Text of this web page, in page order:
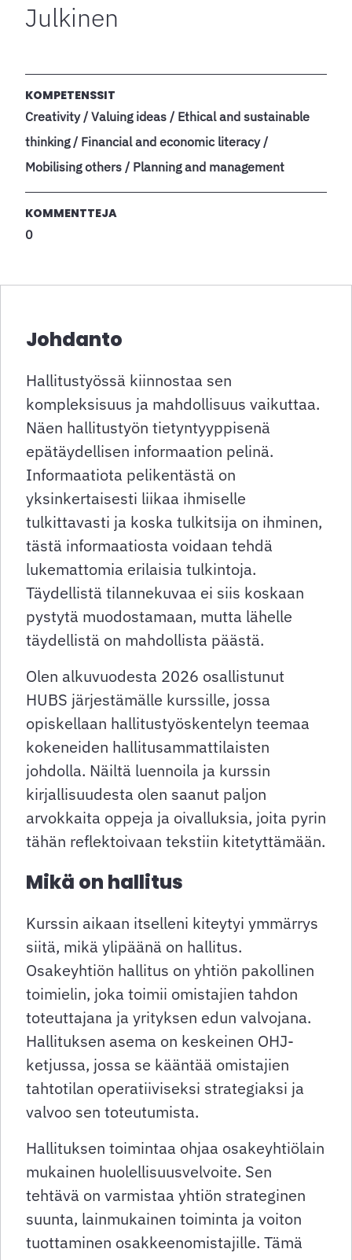
Julkinen
KOMPETENSSIT
Creativity / Valuing ideas / Ethical and sustainable
thinking / Financial and economic literacy /
Mobilising others / Planning and management
KOMMENTTEJA
0
Johdanto
Hallitustyössä kiinnostaa sen
kompleksisuus ja mahdollisuus vaikuttaa.
Näen hallitustyön tietyntyyppisenä
epätäydellisen informaation pelinä.
Informaatiota pelikentästä on
yksinkertaisesti liikaa ihmiselle
tulkittavasti ja koska tulkitsija on ihminen,
tästä informaatiosta voidaan tehdä
lukemattomia erilaisia tulkintoja.
Täydellistä tilannekuvaa ei siis koskaan
pystytä muodostamaan, mutta lähelle
täydellistä on mahdollista päästä.
Olen alkuvuodesta 2026 osallistunut
HUBS järjestämälle kurssille, jossa
opiskellaan hallitustyöskentelyn teemaa
kokeneiden hallitusammattilaisten
johdolla. Näiltä luennoila ja kurssin
kirjallisuudesta olen saanut paljon
arvokkaita oppeja ja oivalluksia, joita pyrin
tähän reflektoivaan tekstiin kitetyttämään.
Mikä on hallitus
Kurssin aikaan itselleni kiteytyi ymmärrys
siitä, mikä ylipäänä on hallitus.
Osakeyhtiön hallitus on yhtiön pakollinen
toimielin, joka toimii omistajien tahdon
toteuttajana ja yrityksen edun valvojana.
Hallituksen asema on keskeinen OHJ-
ketjussa, jossa se kääntää omistajien
tahtotilan operatiiviseksi strategiaksi ja
valvoo sen toteutumista.
Hallituksen toimintaa ohjaa osakeyhtiölain
mukainen huolellisuusvelvoite. Sen
tehtävä on varmistaa yhtiön strateginen
suunta, lainmukainen toiminta ja voiton
tuottaminen osakkeenomistajille. Tämä